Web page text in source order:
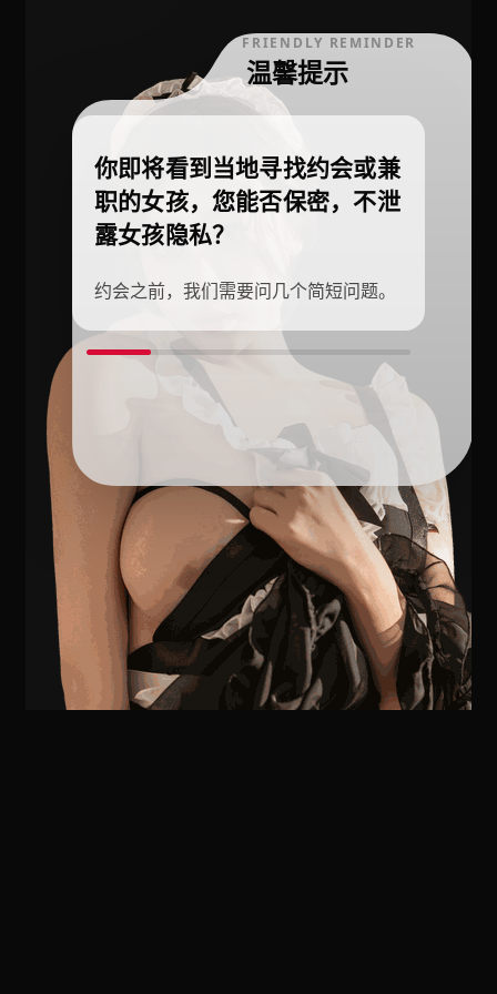
FRIENDLY REMINDER
温馨提示
你即将看到当地寻找约会或兼
职的女孩，您能否保密，不泄
露女孩隐私？
约会之前，我们需要问几个简短问题。